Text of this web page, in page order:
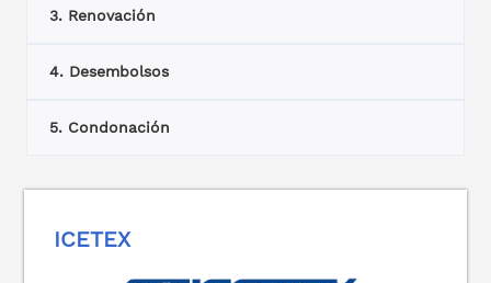
3. Renovación
4. Desembolsos
5. Condonación
ICETEX